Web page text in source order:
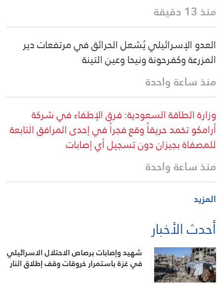
منذ 13 دقيقة
العدو الإسرائيلي يُشعل الحرائق في مرتفعات دير
المزرعة وكفرحونة ونيحا وعين التينة
منذ ساعة واحدة
وزارة الطاقة السعودية: فرق الإطفاء في شركة
أرامكو تخمد حريقاً وقع فجراً في إحدى المرافق التابعة
للمصفاة بجيزان دون تسجيل أي إصابات
منذ ساعة واحدة
المزيد
أحدث الأخبار
شهيد وإصابات برصاص الاحتلال الاسرائيلي
في غزة باستمرار خروقات وقف إطلاق النار